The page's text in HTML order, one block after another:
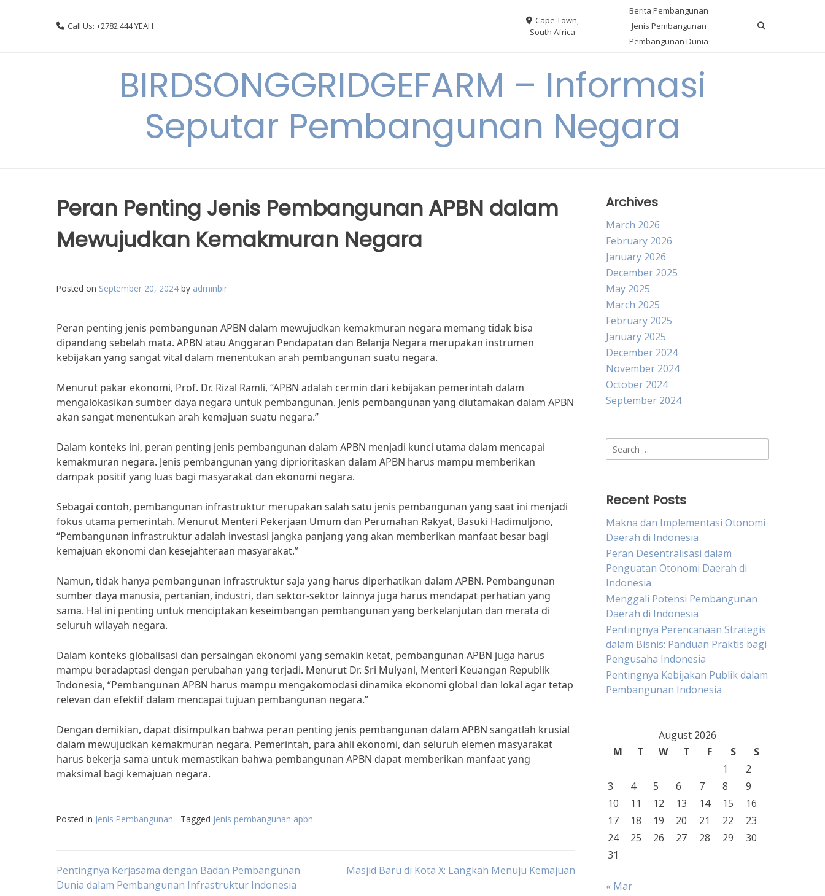
Call Us: +2782 444 YEAH
Cape Town,
South Africa
Berita Pembangunan
Jenis Pembangunan
Pembangunan Dunia
BIRDSONGGRIDGEFARM – Informasi
Seputar Pembangunan Negara
Peran Penting Jenis Pembangunan APBN dalam
Mewujudkan Kemakmuran Negara
Posted on September 20, 2024 by adminbir
Peran penting jenis pembangunan APBN dalam mewujudkan kemakmuran negara memang tidak bisa
dipandang sebelah mata. APBN atau Anggaran Pendapatan dan Belanja Negara merupakan instrumen
kebijakan yang sangat vital dalam menentukan arah pembangunan suatu negara.
Menurut pakar ekonomi, Prof. Dr. Rizal Ramli, “APBN adalah cermin dari kebijakan pemerintah dalam
mengalokasikan sumber daya negara untuk pembangunan. Jenis pembangunan yang diutamakan dalam APBN
akan sangat menentukan arah kemajuan suatu negara.”
Dalam konteks ini, peran penting jenis pembangunan dalam APBN menjadi kunci utama dalam mencapai
kemakmuran negara. Jenis pembangunan yang diprioritaskan dalam APBN harus mampu memberikan
dampak positif yang luas bagi masyarakat dan ekonomi negara.
Sebagai contoh, pembangunan infrastruktur merupakan salah satu jenis pembangunan yang saat ini menjadi
fokus utama pemerintah. Menurut Menteri Pekerjaan Umum dan Perumahan Rakyat, Basuki Hadimuljono,
“Pembangunan infrastruktur adalah investasi jangka panjang yang akan memberikan manfaat besar bagi
kemajuan ekonomi dan kesejahteraan masyarakat.”
Namun, tidak hanya pembangunan infrastruktur saja yang harus diperhatikan dalam APBN. Pembangunan
sumber daya manusia, pertanian, industri, dan sektor-sektor lainnya juga harus mendapat perhatian yang
sama. Hal ini penting untuk menciptakan keseimbangan pembangunan yang berkelanjutan dan merata di
seluruh wilayah negara.
Dalam konteks globalisasi dan persaingan ekonomi yang semakin ketat, pembangunan APBN juga harus
mampu beradaptasi dengan perubahan yang terjadi. Menurut Dr. Sri Mulyani, Menteri Keuangan Republik
Indonesia, “Pembangunan APBN harus mampu mengakomodasi dinamika ekonomi global dan lokal agar tetap
relevan dan efektif dalam mencapai tujuan pembangunan negara.”
Dengan demikian, dapat disimpulkan bahwa peran penting jenis pembangunan dalam APBN sangatlah krusial
dalam mewujudkan kemakmuran negara. Pemerintah, para ahli ekonomi, dan seluruh elemen masyarakat
harus bekerja sama untuk memastikan bahwa pembangunan APBN dapat memberikan manfaat yang
maksimal bagi kemajuan negara.
Posted in Jenis Pembangunan Tagged jenis pembangunan apbn
Post
Pentingnya Kerjasama dengan Badan Pembangunan
Dunia dalam Pembangunan Infrastruktur Indonesia
Masjid Baru di Kota X: Langkah Menuju Kemajuan
Archives
March 2026
February 2026
January 2026
December 2025
May 2025
March 2025
February 2025
January 2025
December 2024
November 2024
October 2024
September 2024
Search
for:
Recent Posts
Makna dan Implementasi Otonomi
Daerah di Indonesia
Peran Desentralisasi dalam
Penguatan Otonomi Daerah di
Indonesia
Menggali Potensi Pembangunan
Daerah di Indonesia
Pentingnya Perencanaan Strategis
dalam Bisnis: Panduan Praktis bagi
Pengusaha Indonesia
Pentingnya Kebijakan Publik dalam
Pembangunan Indonesia
August 2026
M
T W T F S
S
1
2
3
4 5 6 7 8
9
10
11 12 13 14 15
16
17
18 19 20 21 22
23
24
25 26 27 28 29
30
31
« Mar